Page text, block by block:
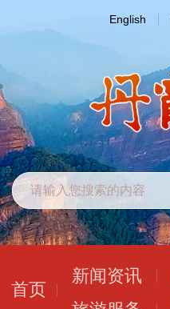
English
首页
新闻资讯